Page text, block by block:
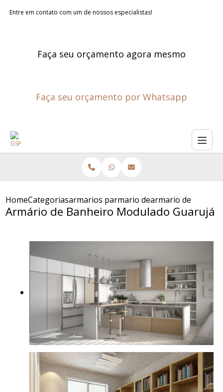
Entre em contato com um de nossos especialistas!
Faça seu orçamento agora mesmo
Faça seu orçamento por Whatsapp
HomeCategoriasarmarios planejados de banheiro
armario de banheiro
armario de
Armário de Banheiro Modulado Guarujá